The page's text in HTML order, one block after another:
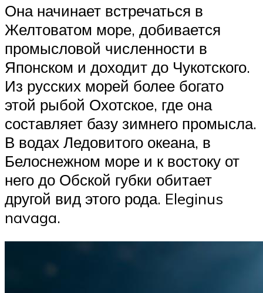
Она начинает встречаться в
Желтоватом море, добивается
промысловой численности в
Японском и доходит до Чукотского.
Из русских морей более богато
этой рыбой Охотское, где она
составляет базу зимнего промысла.
В водах Ледовитого океана, в
Белоснежном море и к востоку от
него до Обской губки обитает
другой вид этого рода. Eleginus
navaga.